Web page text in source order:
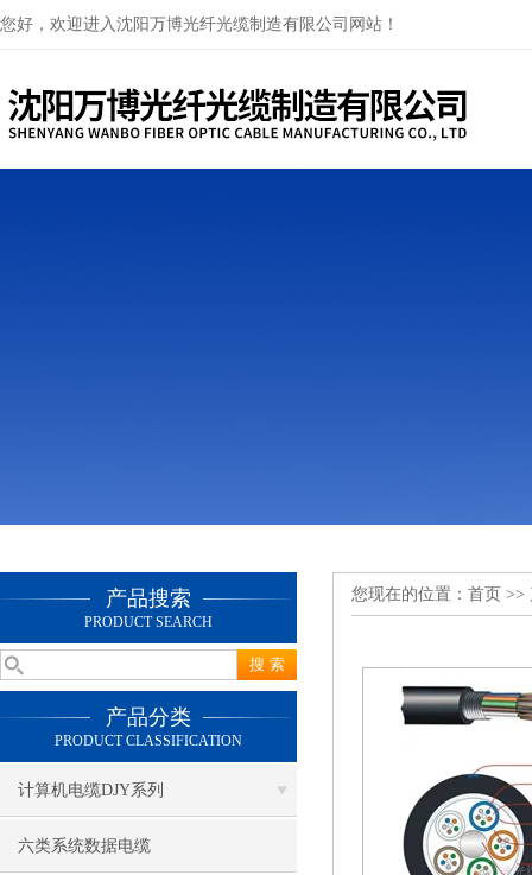
您好，欢迎进入沈阳万博光纤光缆制造有限公司网站！
产品搜索
PRODUCT SEARCH
产品分类
PRODUCT CLASSIFICATION
计算机电缆DJY系列
六类系统数据电缆
您现在的位置： 首页 >>